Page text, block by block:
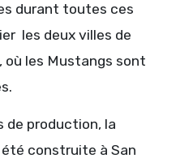
durant toutes ces
les deux villes de
où les Mustangs sont
de production, la
construite à San